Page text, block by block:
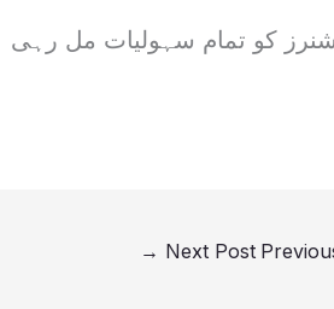
کو تمام سہولیات مل رہی
Next Post
→